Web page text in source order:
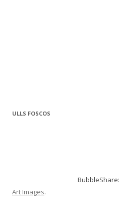
ULLS FOSCOS
BubbleShare:
Art Images.